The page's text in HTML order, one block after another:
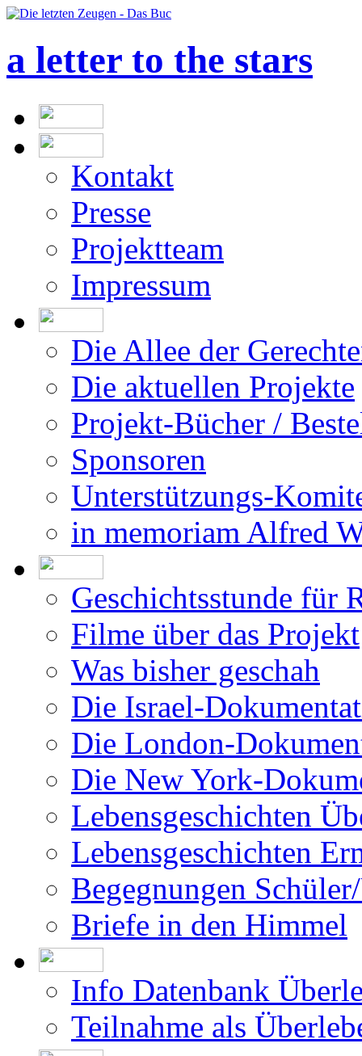
a letter to the stars
Kontakt
Presse
Projektteam
Impressum
Die Allee der
Die aktuellen Projekte
Projekt-Bücher /
Sponsoren
Unterstützungs-
in memoriam Alfred
Geschichtsstunde für
Filme über das Projekt
Was bisher geschah
Die Israel-
Die London-
Die New York-
Lebensgeschichten
Lebensgeschichten
Begegnungen
Briefe in den Himmel
Info Datenbank
Teilnahme als